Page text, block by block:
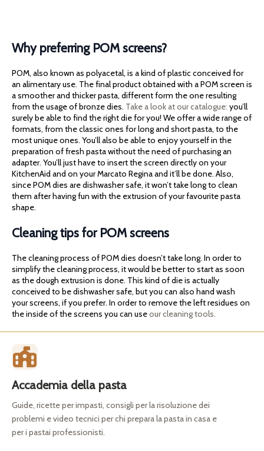
Why preferring POM screens?
POM, also known as polyacetal, is a kind of plastic conceived for
an alimentary use. The final product obtained with a POM screen is
a smoother and thicker pasta, different form the one resulting
from the usage of bronze dies. Take a look at our catalogue: you’ll
surely be able to find the right die for you! We offer a wide range of
formats, from the classic ones for long and short pasta, to the
most unique ones. You’ll also be able to enjoy yourself in the
preparation of fresh pasta without the need of purchasing an
adapter. You’ll just have to insert the screen directly on your
KitchenAid and on your Marcato Regina and it’ll be done. Also,
since POM dies are dishwasher safe, it won’t take long to clean
them after having fun with the extrusion of your favourite pasta
shape.
Cleaning tips for POM screens
The cleaning process of POM dies doesn’t take long. In order to
simplify the cleaning process, it would be better to start as soon
as the dough extrusion is done. This kind of die is actually
conceived to be dishwasher safe, but you can also hand wash
your screens, if you prefer. In order to remove the left residues on
the inside of the screens you can useour cleaning tools.
Accademia della pasta
Guide, ricette per impasti, consigli per la risoluzione dei
problemi e video tecnici per chi prepara la pasta in casa e
per i pastai professionisti.